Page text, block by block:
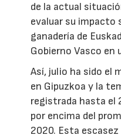
de la actual
evaluar su impacto
ganadería de
Gobierno Vasco en
Así, julio ha sido el
en Gipuzkoa y la
registrada hasta el
por encima del
2020. Esta